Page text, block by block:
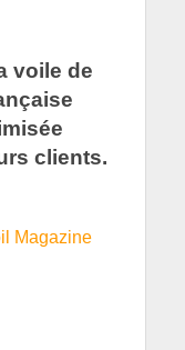
voile de
clients.